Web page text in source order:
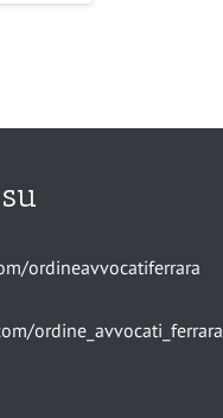
ordineavvocatiferrara
ordine_avvocati_ferrara